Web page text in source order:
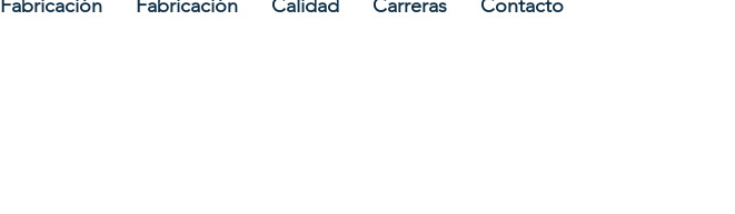
Fabricación Fabricación Calidad Carreras Contacto